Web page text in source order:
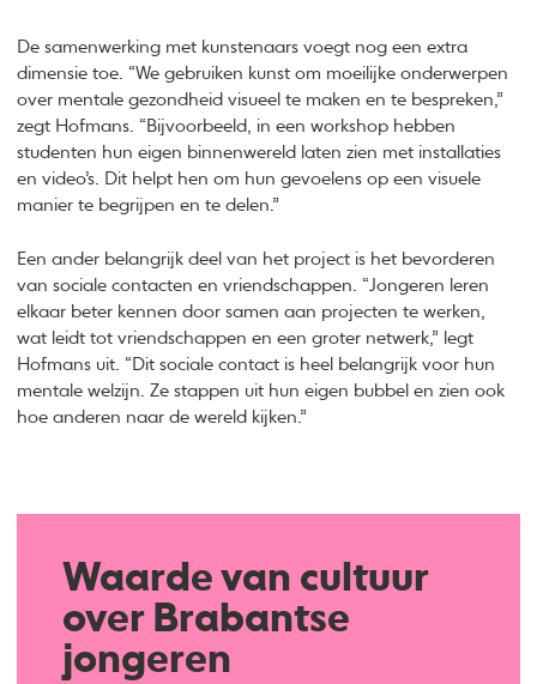
De samenwerking met kunstenaars voegt nog een extra
dimensie toe. “We gebruiken kunst om moeilijke onderwerpen
over mentale gezondheid visueel te maken en te bespreken,”
zegt Hofmans. “Bijvoorbeeld, in een workshop hebben
studenten hun eigen binnenwereld laten zien met installaties
en video’s. Dit helpt hen om hun gevoelens op een visuele
manier te begrijpen en te delen.”
Een ander belangrijk deel van het project is het bevorderen
van sociale contacten en vriendschappen. “Jongeren leren
elkaar beter kennen door samen aan projecten te werken,
wat leidt tot vriendschappen en een groter netwerk,” legt
Hofmans uit. “Dit sociale contact is heel belangrijk voor hun
mentale welzijn. Ze stappen uit hun eigen bubbel en zien ook
hoe anderen naar de wereld kijken.”
Waarde van cultuur
over Brabantse
jongeren